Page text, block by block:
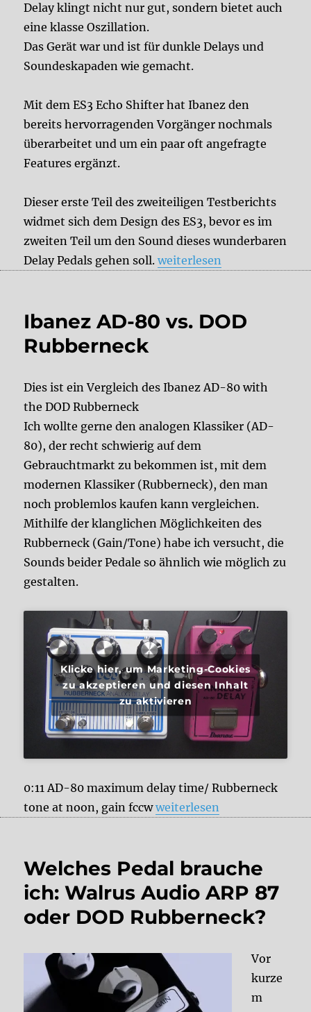
Delay klingt nicht nur gut, sondern bietet auch
eine klasse Oszillation.
Das Gerät war und ist für dunkle Delays und
Soundeskapaden wie gemacht.
Mit dem ES3 Echo Shifter hat Ibanez den
bereits hervorragenden Vorgänger nochmals
überarbeitet und um ein paar oft angefragte
Features ergänzt.
Dieser erste Teil des zweiteiligen Testberichts
widmet sich dem Design des ES3, bevor es im
zweiten Teil um den Sound dieses wunderbaren
Delay Pedals gehen soll.„Testbericht: Ibanez Echo
weiterlesen
Ibanez AD-80 vs. DOD
Rubberneck
Dies ist ein Vergleich des Ibanez AD-80 with
the DOD Rubberneck
Ich wollte gerne den analogen Klassiker (AD-
80), der recht schwierig auf dem
Gebrauchtmarkt zu bekommen ist, mit dem
modernen Klassiker (Rubberneck), den man
noch problemlos kaufen kann vergleichen.
Mithilfe der klanglichen Möglichkeiten des
Rubberneck (Gain/Tone) habe ich versucht, die
Sounds beider Pedale so ähnlich wie möglich zu
gestalten.
Klicke hier, um Marketing-Cookies
zu akzeptieren und diesen Inhalt
zu aktivieren
0:11 AD-80 maximum delay time/ Rubberneck
tone at noon, gain fccw„Ibanez AD-80 vs. DOD
weiterlesen
Welches Pedal brauche
ich: Walrus Audio ARP 87
oder DOD Rubberneck?
Vor
kurze
m